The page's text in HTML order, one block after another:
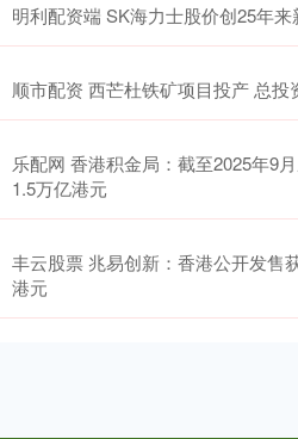
明利配资端 SK海力士股价创25年来
顺市配资 西芒杜铁矿项目投产 总投
乐配网 香港积金局：截至2025年9
1.5万亿港元
丰云股票 兆易创新：香港公开发售
港元